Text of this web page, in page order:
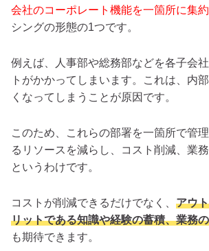
会社のコーポレート機能を一箇所に集
シングの形態の1つです。
例えば、人事部や総務部などを各子会
トがかかってしまいます。これは、内
くなってしまうことが原因です。
このため、これらの部署を一箇所で管
るリソースを減らし、コスト削減、業
というわけです。
コストが削減できるだけでなく、 アウ
リットである知識や経験の蓄積、業務
も期待できます。